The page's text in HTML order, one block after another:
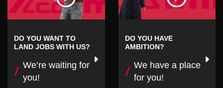
DO YOU WANT TO
LAND JOBS WITH US?
We’re waiting for
you!
DO YOU HAVE
AMBITION?
We have a place
for you!